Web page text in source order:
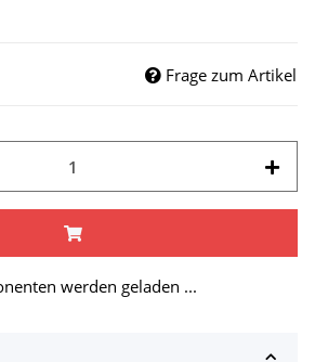
Frage zum Artikel
werden geladen ...